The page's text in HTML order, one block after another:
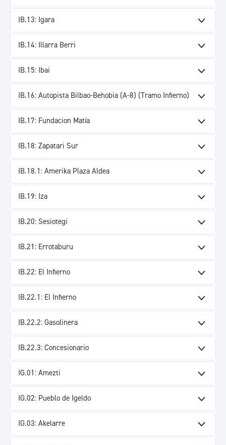
IB.13: Igara
IB.14: Illarra Berri
IB.15: Ibai
IB.16: Autopista Bilbao-Behobia (A-8) (Tramo Infierno)
IB.17: Fundacion Matía
IB.18: Zapatari Sur
IB.18.1: Amerika Plaza Aldea
IB.19: Iza
IB.20: Sesiotegi
IB.21: Errotaburu
IB.22: El Infierno
IB.22.1: El Infierno
IB.22.2: Gasolinera
IB.22.3: Concesionario
IG.01: Amezti
IG.02: Pueblo de Igeldo
IG.03: Akelarre